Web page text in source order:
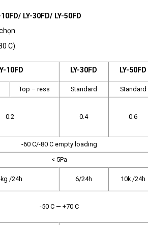
LY-30FD/ LY-50FD
C).
10FD LY-30FD LY-50FD
Top – ress Standard
Standard
0.2 0.4 0.6
-60 C/-80 C empty loading
< 5Pa
/24h 6/24h 10k /24h
-50 C — +70 C